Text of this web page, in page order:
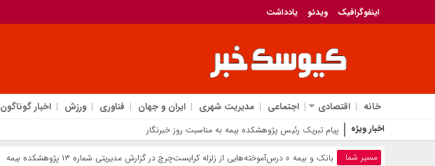
اینفوگرافیک ویدئو یادداشت
خانه اقتصادی اجتماعی مدیریت شهری ایران و جهان فناوری ورزش اخبار گوناگون
اخبار ویژه بزرگداشت روز خبرنگ
مسیر شما بانک‌ و بیمه » درس‌آموخته‌هایی از زلزله کرایست‌چرچ در گزارش مدیریتی شماره ۱۳ پژوهشکده بیمه